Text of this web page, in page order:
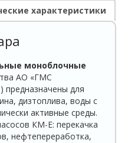
характеристики
моноблочные
АО «ГМС
предназначены для
дизтоплива, воды с
активные среды.
КМ-Е: перекачка
нефтепереработка,